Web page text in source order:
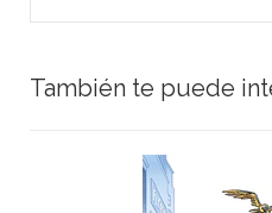
También te puede